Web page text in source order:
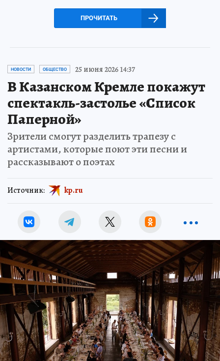
ПРОЧИТАТЬ
НОВОСТИ ОБЩЕСТВО 25 июня 2026 14:37
В Казанском Кремле покажут
спектакль-застолье «Список
Паперной»
Зрители смогут разделить трапезу с
артистами, которые поют эти песни и
рассказывают о поэтах
Источник: kp.ru